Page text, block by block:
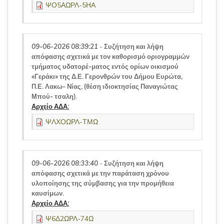
ΨΟ5ΑΩΡΛ-5ΗΑ
09-06-2026 08:39:21 - Συζήτηση και λήψη
απόφασης σχετικά με τον καθορισμό οριογραμμών
τμήματος υδατορέ-ματος εντός ορίων οικισμού
«Γεράκι» της Δ.Ε. Γερονθρών του Δήμου Ευρώτα,
Π.Ε. Λακω- Νίας, (θέση ιδιοκτησίας Παναγιώτας
Μπού- τσαλη).
Αρχείο ΑΔΑ:
ΨΛΧΟΩΡΛ-ΤΜΩ
09-06-2026 08:33:40 - Συζήτηση και λήψη
απόφασης σχετικά με την παράταση χρόνου
υλοποίησης της σύμβασης για την προμήθεια
καυσίμων.
Αρχείο ΑΔΑ:
Ψ6Δ2ΩΡΛ-74Ω